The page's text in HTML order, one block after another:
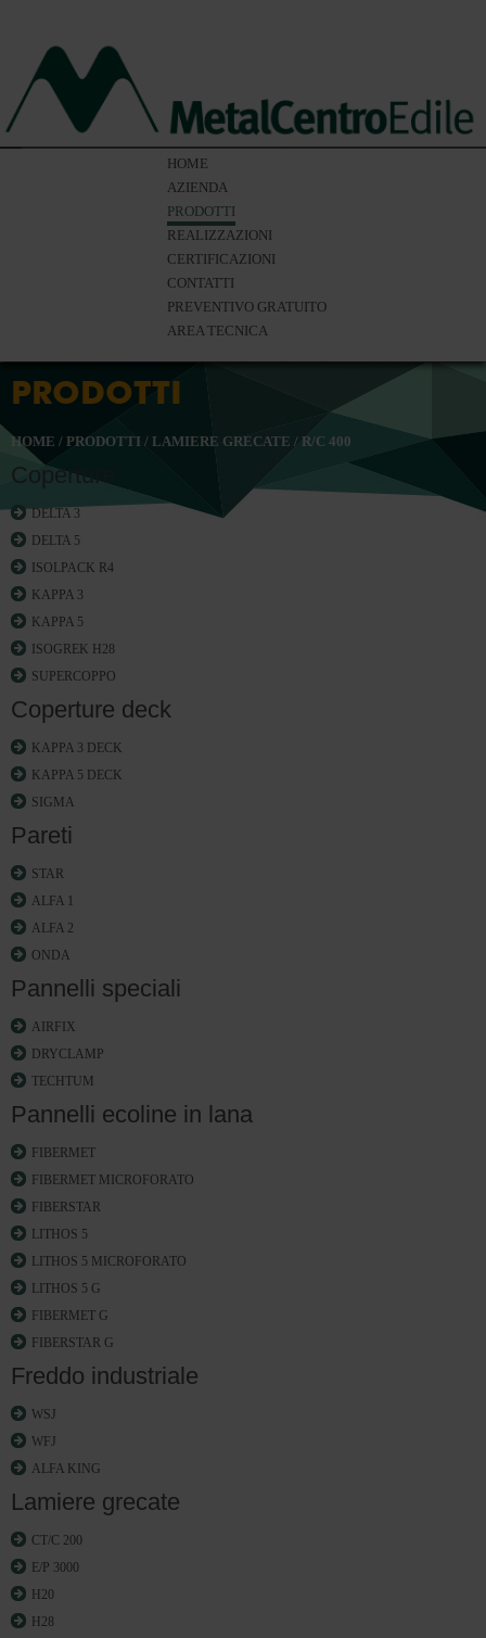
HOME
AZIENDA
PRODOTTI
REALIZZAZIONI
CERTIFICAZIONI
CONTATTI
PREVENTIVO GRATUITO
AREA TECNICA
PRODOTTI
HOME / PRODOTTI / LAMIERE GRECATE / R/C 400
Coperture
DELTA 3
DELTA 5
ISOLPACK R4
KAPPA 3
KAPPA 5
ISOGREK H28
SUPERCOPPO
Coperture deck
KAPPA 3 DECK
KAPPA 5 DECK
SIGMA
Pareti
STAR
ALFA 1
ALFA 2
ONDA
Pannelli speciali
AIRFIX
DRYCLAMP
TECHTUM
Pannelli ecoline in lana
FIBERMET
FIBERMET MICROFORATO
FIBERSTAR
LITHOS 5
LITHOS 5 MICROFORATO
LITHOS 5 G
FIBERMET G
FIBERSTAR G
Freddo industriale
WSJ
WFJ
ALFA KING
Lamiere grecate
CT/C 200
E/P 3000
H20
H28